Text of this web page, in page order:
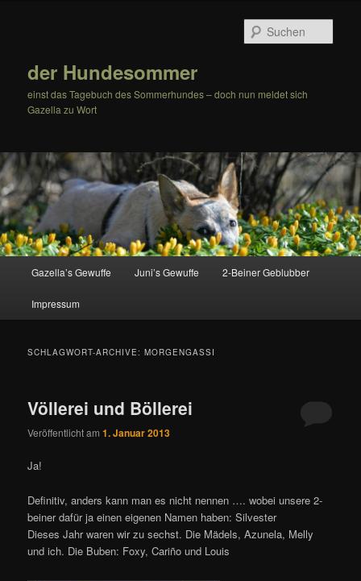
der Hundesommer
einst das Tagebuch des Sommerhundes – doch nun meldet sich
Gazella zu Wort
Gazella’s Gewuffe Juni’s Gewuffe 2-Beiner Geblubber
Impressum
SCHLAGWORT-ARCHIVE:MORGENGASSI
Völlerei und Böllerei
Veröffentlicht am1. Januar 2013
Ja!
Definitiv, anders kann man es nicht nennen …. wobei unsere 2-
beiner dafür ja einen eigenen Namen haben: Silvester
Dieses Jahr waren wir zu sechst. Die Mädels, Azunela, Melly
und ich. Die Buben: Foxy, Cariño und Louis